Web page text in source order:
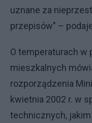
uznane za
przepisów" –
O temperaturach
mieszkalnych
rozporządzenia
kwietnia 2002 r. w
technicznych,